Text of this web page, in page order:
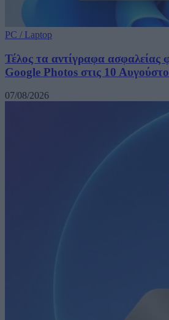
PC / Laptop
Τέλος τα αντίγραφα ασφαλείας
Google Photos στις 10
07/08/2026